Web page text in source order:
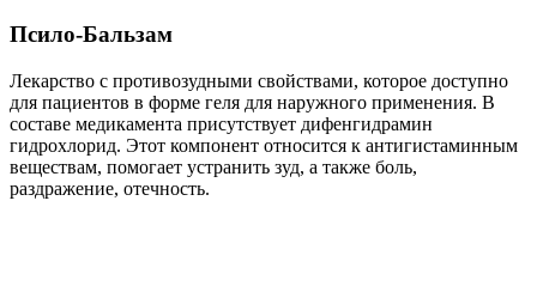
Псило-Бальзам
Лекарство с противозудными свойствами, которое доступно
для пациентов в форме геля для наружного применения. В
составе медикамента присутствует дифенгидрамин
гидрохлорид. Этот компонент относится к антигистаминным
веществам, помогает устранить зуд, а также боль,
раздражение, отечность.